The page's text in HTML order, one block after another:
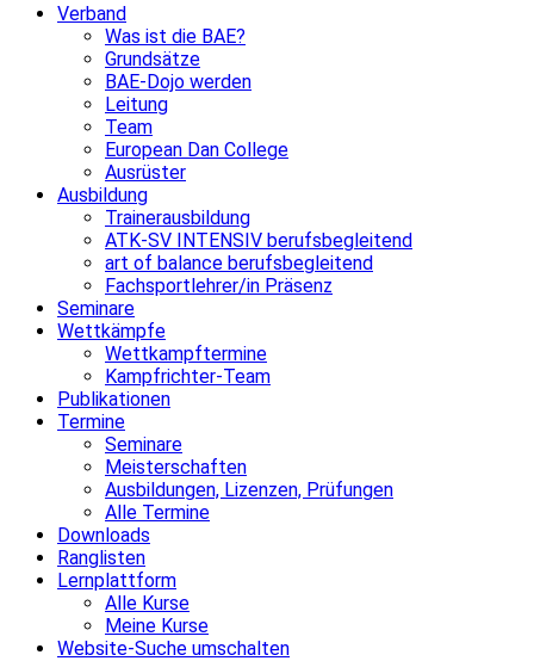
Verband
Was ist die BAE?
Grundsätze
BAE-Dojo werden
Leitung
Team
European Dan College
Ausrüster
Ausbildung
Trainerausbildung
ATK-SV INTENSIV berufsbegleitend
art of balance berufsbegleitend
Fachsportlehrer/in Präsenz
Seminare
Wettkämpfe
Wettkampftermine
Kampfrichter-Team
Publikationen
Termine
Seminare
Meisterschaften
Ausbildungen, Lizenzen, Prüfungen
Alle Termine
Downloads
Ranglisten
Lernplattform
Alle Kurse
Meine Kurse
Website-Suche umschalten